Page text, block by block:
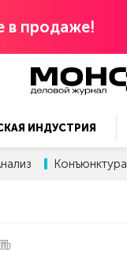
в продаже!
ИНДУСТРИЯ
Конъюнктура